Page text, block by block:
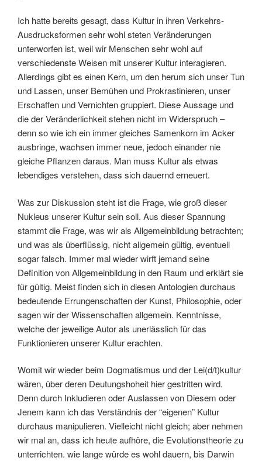
Ich hatte bereits gesagt, dass Kultur in ihren Verkehrs-
Ausdrucksformen sehr wohl steten Veränderungen
unterworfen ist, weil wir Menschen sehr wohl auf
verschiedenste Weisen mit unserer Kultur interagieren.
Allerdings gibt es einen Kern, um den herum sich unser Tun
und Lassen, unser Bemühen und Prokrastinieren, unser
Erschaffen und Vernichten gruppiert. Diese Aussage und
die der Veränderlichkeit stehen nicht im Widerspruch –
denn so wie ich ein immer gleiches Samenkorn im Acker
ausbringe, wachsen immer neue, jedoch einander nie
gleiche Pflanzen daraus. Man muss Kultur als etwas
lebendiges verstehen, dass sich dauernd erneuert.
Was zur Diskussion steht ist die Frage, wie groß dieser
Nukleus unserer Kultur sein soll. Aus dieser Spannung
stammt die Frage, was wir als Allgemeinbildung betrachten;
und was als überflüssig, nicht allgemein gültig, eventuell
sogar falsch. Immer mal wieder wirft jemand seine
Definition von Allgemeinbildung in den Raum und erklärt sie
für gültig. Meist finden sich in diesen Antologien durchaus
bedeutende Errungenschaften der Kunst, Philosophie, oder
sagen wir der Wissenschaften allgemein. Kenntnisse,
welche der jeweilige Autor als unerlässlich für das
Funktionieren unserer Kultur erachten.
Womit wir wieder beim Dogmatismus und der Lei(d/t)kultur
wären, über deren Deutungshoheit hier gestritten wird.
Denn durch Inkludieren oder Auslassen von Diesem oder
Jenem kann ich das Verständnis der “eigenen” Kultur
durchaus manipulieren. Vielleicht nicht gleich; aber nehmen
wir mal an, dass ich heute aufhöre, die Evolutionstheorie zu
unterrichten. wie lange würde es wohl dauern, bis Darwin